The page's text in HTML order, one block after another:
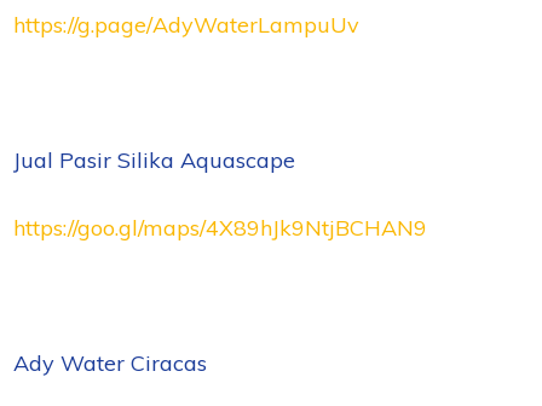
https://g.page/AdyWaterLampuUv
Jual Pasir Silika Aquascape
https://goo.gl/maps/4X89hJk9NtjBCHAN9
Ady Water Ciracas